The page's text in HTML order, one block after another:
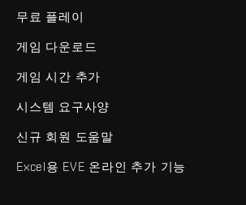
무료 플레이
게임 다운로드
게임 시간 추가
시스템 요구사양
신규 회원 도움말
Excel용 EVE 온라인 추가 기능